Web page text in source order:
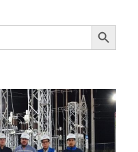
Botón de búsqueda